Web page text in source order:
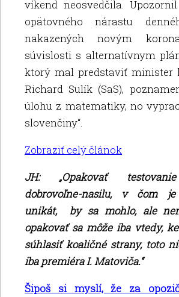
víkend neosvedčila.
opätovného nárastu
nakazených novým
súvislosti s alternatívnym
ktorý mal predstaviť minister
Richard Sulík (SaS),
úlohu z matematiky, no
slovenčiny“.
Zobraziť celý článok
JH: „Opakovať
dobrovoľne-nasilu, v čom
unikát, by sa mohlo, ale
opakovať sa môže iba vtedy,
súhlasiť koaličné strany, toto
iba premiéra I. Matoviča.“
Šipoš si myslí, že za